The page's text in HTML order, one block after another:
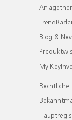
Blog &
My